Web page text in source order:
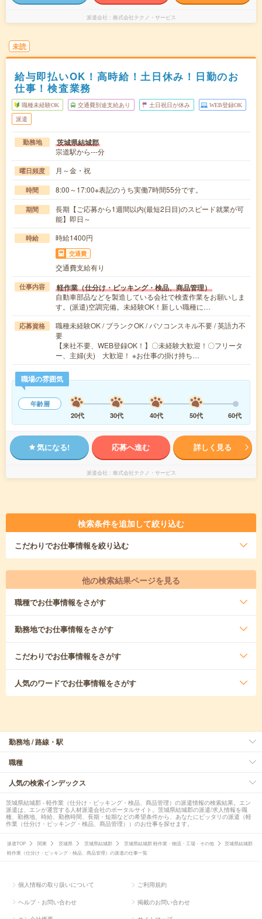
派遣会社 株式会社テクノ・サービス
未読
給与即払いOK！高時給！土日休み！日勤のお
仕事！検査業務
職種未経験OK 交通費別途支給あり 土日祝日が休み WEB登録OK
派遣
勤務地 茨城県結城郡
宗道駅から---分
曜日頻度 月～金・祝
時間 8:00～17:00※表記のうち実働7時間55分です。
期間
長期【ご応募から1週間以内(最短2日目)のスピード就業が可
能】即日～
時給 時給1400円
交通費
交通費支給有り
仕事内容 軽作業（仕分け・ピッキング・検品、商品管理）
自動車部品などを製造している会社で検査作業をお願いしま
す。(派遣)空調完備。未経験OK！新しい職種に…
応募資格
職種未経験OK / ブランクOK / パソコンスキル不要 / 英語力不
要
【来社不要、WEB登録OK！】〇未経験大歓迎！〇フリータ
ー、主婦(夫) 大歓迎！ ※お仕事の掛け持ち…
職場の雰囲気
年齢層
20代
30代 40代 50代 60代
気になる! 応募へ進む 詳しく見る
派遣会社 株式会社テクノ・サービス
検索条件を追加して絞り込む
こだわりでお仕事情報を絞り込む
他の検索結果ページを見る
職種でお仕事情報をさがす
勤務地でお仕事情報をさがす
こだわりでお仕事情報をさがす
人気のワードでお仕事情報をさがす
勤務地 / 路線・駅
職種
人気の検索インデックス
茨城県結城郡 - 軽作業（仕分け・ピッキング・検品、商品管理）の派遣情報の検索結果。エン
派遣は、エンが運営する人材派遣会社のポータルサイト。茨城県結城郡の派遣/求人情報を職
種、勤務地、時給、勤務時間、長期・短期などの希望条件から、あなたにピッタリの派遣（軽
作業（仕分け・ピッキング・検品、商品管理））のお仕事を探せます。
派遣TOP 関東 茨城県 茨城県結城郡 茨城県結城郡 軽作業・物流・工場・その他
茨城県結城郡
軽作業（仕分け・ピッキング・検品、商品管理）の派遣の仕事一覧
個人情報の取り扱いについて ご利用規約
ヘルプ・お問い合わせ 掲載のお問い合わせ